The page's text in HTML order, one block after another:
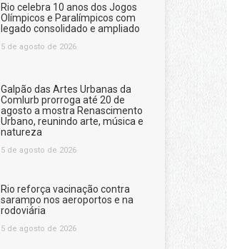
Rio celebra 10 anos dos Jogos
Olímpicos e Paralímpicos com
legado consolidado e ampliado
5 de agosto de 2026
Galpão das Artes Urbanas da
Comlurb prorroga até 20 de
agosto a mostra Renascimento
Urbano, reunindo arte, música e
natureza
5 de agosto de 2026
Rio reforça vacinação contra
sarampo nos aeroportos e na
rodoviária
5 de agosto de 2026